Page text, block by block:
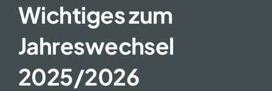
Kontakt
Downloads
Wichtiges zum
Jahreswechsel
2025/2026